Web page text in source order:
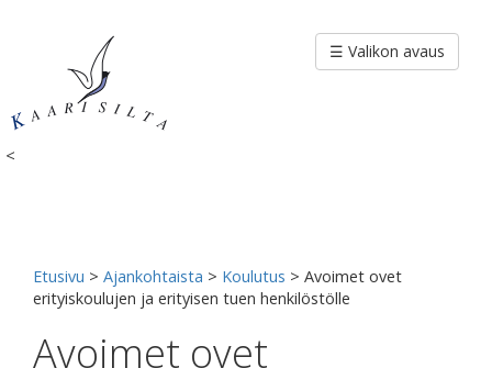
<
☰ Valikon avaus
Etusivu > Ajankohtaista > Koulutus > Avoimet ovet
erityiskoulujen ja erityisen tuen henkilöstölle
Avoimet ovet